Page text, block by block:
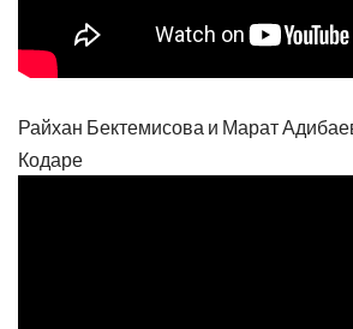
Райхан Бектемисова и Марат
Кодаре